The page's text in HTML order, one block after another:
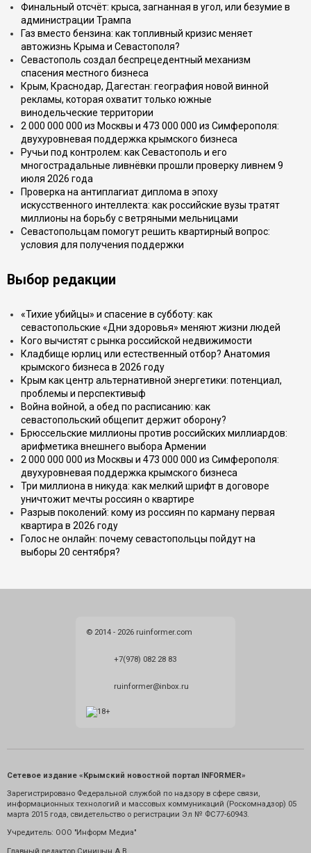
Финальный отсчёт: крыса, загнанная в угол, или безумие в
администрации Трампа
Газ вместо бензина: как топливный кризис меняет
автожизнь Крыма и Севастополя?
Севастополь создал беспрецедентный механизм
спасения местного бизнеса
Крым, Краснодар, Дагестан: география новой винной
рекламы, которая охватит только южные
винодельческие территории
2 000 000 000 из Москвы и 473 000 000 из Симферополя:
двухуровневая поддержка крымского бизнеса
Ручьи под контролем: как Севастополь и его
многострадальные ливнёвки прошли проверку ливнем 9
июля 2026 года
Проверка на антиплагиат диплома в эпоху
искусственного интеллекта: как российские вузы тратят
миллионы на борьбу с ветряными мельницами
Севастопольцам помогут решить квартирный вопрос:
условия для получения поддержки
Выбор редакции
«Тихие убийцы» и спасение в субботу: как
севастопольские «Дни здоровья» меняют жизни людей
Кого вычистят с рынка российской недвижимости
Кладбище юрлиц или естественный отбор? Анатомия
крымского бизнеса в 2026 году
Крым как центр альтернативной энергетики: потенциал,
проблемы и перспективыф
Война войной, а обед по расписанию: как
севастопольский общепит держит оборону?
Брюссельские миллионы против российских миллиардов:
арифметика внешнего выбора Армении
2 000 000 000 из Москвы и 473 000 000 из Симферополя:
двухуровневая поддержка крымского бизнеса
Три миллиона в никуда: как мелкий шрифт в договоре
уничтожит мечты россиян о квартире
Разрыв поколений: кому из россиян по карману первая
квартира в 2026 году
Голос не онлайн: почему севастопольцы пойдут на
выборы 20 сентября?
© 2014 - 2026 ruinformer.com
+7(978) 082 28 83
ruinformer@inbox.ru
Сетевое издание «Крымский новостной портал INFORMER»
Зарегистрировано Федеральной службой по надзору в сфере связи,
информационных технологий и массовых коммуникаций (Роскомнадзор) 05
марта 2015 года, свидетельство о регистрации Эл № ФС77-60943.
Учредитель: ООО "Информ Медиа"
Главный редактор Синицын А.В.